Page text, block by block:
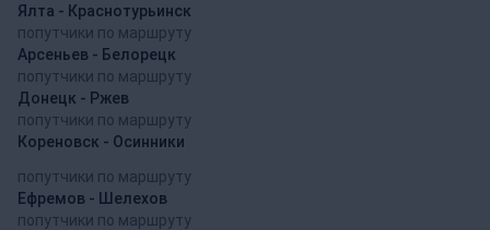
Ялта - Краснотурьинск
попутчики по маршруту
Арсеньев - Белорецк
попутчики по маршруту
Донецк - Ржев
попутчики по маршруту
Кореновск - Осинники
попутчики по маршруту
Ефремов - Шелехов
попутчики по маршруту